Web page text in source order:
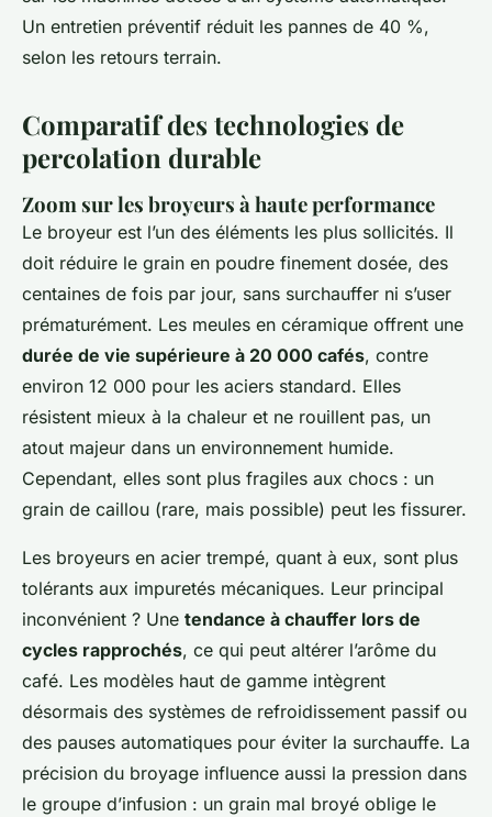
Un entretien préventif réduit les pannes de 40 %,
selon les retours terrain.
Comparatif des technologies de
percolation durable
Zoom sur les broyeurs à haute performance
Le broyeur est l’un des éléments les plus sollicités. Il
doit réduire le grain en poudre finement dosée, des
centaines de fois par jour, sans surchauffer ni s’user
prématurément. Les meules en céramique offrent une
durée de vie supérieure à 20 000 cafés, contre
environ 12 000 pour les aciers standard. Elles
résistent mieux à la chaleur et ne rouillent pas, un
atout majeur dans un environnement humide.
Cependant, elles sont plus fragiles aux chocs : un
grain de caillou (rare, mais possible) peut les fissurer.
Les broyeurs en acier trempé, quant à eux, sont plus
tolérants aux impuretés mécaniques. Leur principal
inconvénient ? Une tendance à chauffer lors de
cycles rapprochés, ce qui peut altérer l’arôme du
café. Les modèles haut de gamme intègrent
désormais des systèmes de refroidissement passif ou
des pauses automatiques pour éviter la surchauffe. La
précision du broyage influence aussi la pression dans
le groupe d’infusion : un grain mal broyé oblige le